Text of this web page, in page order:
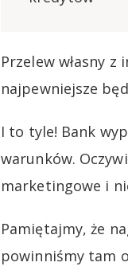
Przelew własny
najpewniejsze
I to tyle! Bank
warunków.
marketingowe i
Pamiętajmy, że
powinniśmy tam